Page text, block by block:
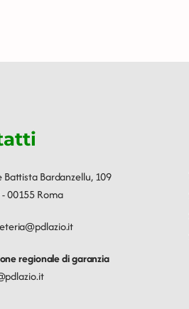
Battista Bardanzellu, 109
- 00155 Roma
regionale di garanzia